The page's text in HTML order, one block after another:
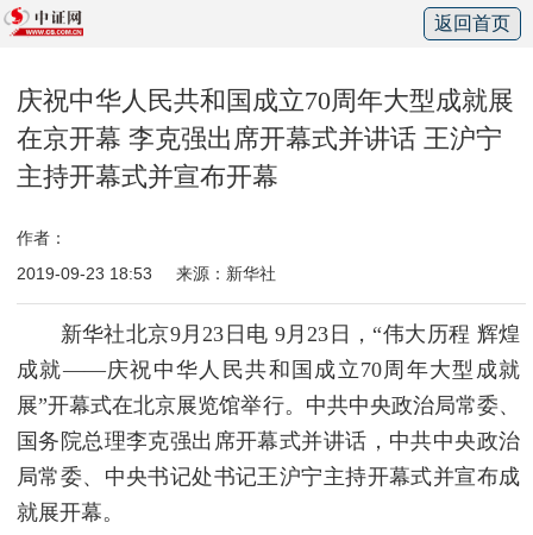
返回首页
庆祝中华人民共和国成立70周年大型成就展
在京开幕 李克强出席开幕式并讲话 王沪宁
主持开幕式并宣布开幕
作者：
2019-09-23 18:53
来源：新华社
新华社北京9月23日电 9月23日，“伟大历程 辉煌
成就——庆祝中华人民共和国成立70周年大型成就
展”开幕式在北京展览馆举行。中共中央政治局常委、
国务院总理李克强出席开幕式并讲话，中共中央政治
局常委、中央书记处书记王沪宁主持开幕式并宣布成
就展开幕。